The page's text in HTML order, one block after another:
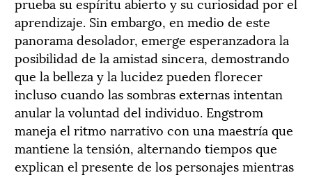
aprendizaje. Sin embargo, en medio de este
panorama desolador, emerge esperanzadora la
posibilidad de la amistad sincera, demostrando
que la belleza y la lucidez pueden florecer
incluso cuando las sombras externas intentan
anular la voluntad del individuo. Engstrom
maneja el ritmo narrativo con una maestría que
mantiene la tensión, alternando tiempos que
explican el presente de los personajes mientras